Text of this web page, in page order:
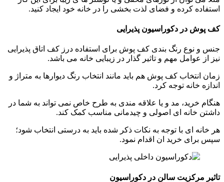
استفاده کرده و فضای لذت بخشی را در خانه خود ایجاد کنید.
کف پوش در دکوراسیون پذیرایی
جنس و نوع رنگ بندی کف پوش برای استفاده درز کف اتاق پذیرایی
نیز از عوامل مهم و تاثیر گذار در زیبایی خانه می باشد.
زمان انتخاب کف پوش هم باید مانند انتخاب رنگ دیوارها به متراژ و
اندازه خانه توجه کرد.
هنگام خرید، مد و یا علاقه مندی به طرح خاص نمی تواند به شما در
داشتن خانه ای اصولی و چیدمانی مناسب کمک کند.
هر خانه ای با توجه به نکات ذکر شده باید به درستی انتخاب شود؛
سپس برای خرید ان اقدام نمود.
تاثیر مرکزیت سالن در دکوراسیون